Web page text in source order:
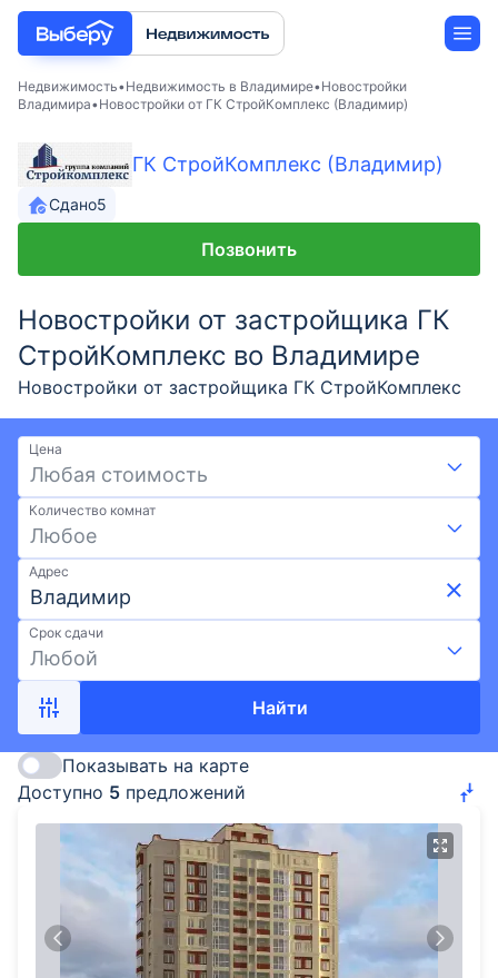
Новостройки
Застройщики
Недвижимость Недвижимость в Владимире Новостройки
Владимира Новостройки от ГК СтройКомплекс (Владимир)
ГК СтройКомплекс (Владимир)
Сдано5
Позвонить
Новостройки от застройщика ГК
СтройКомплекс во Владимире
Новостройки от застройщика ГК СтройКомплекс
— 5 ЖК во Владимире. Большой выбор новостроек
от ГК СтройКомплекс с ценами от - до - и
площадью до -. Новостройки от проверенного
застройщика ГК СтройКомплекс на выгодных
условиях: скидки и акции, ипотека, развитая
инфраструктура и лучшие районы Владимира.
Подберите квартиру в новостройке от ГК
СтройКомплекс на Выберу.ру.
Цена
Любая стоимость
Количество комнат
Любое
Адрес
Срок сдачи
Любой
Найти
Показывать на карте
Доступно 5 предложений